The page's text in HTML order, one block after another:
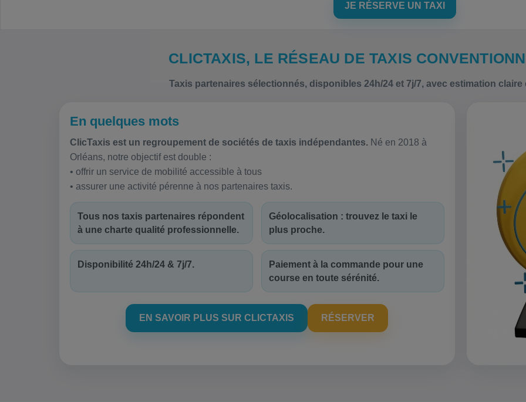
JE RÉSERVE UN TAXI
CLICTAXIS, LE RÉSEAU DE TAXIS
Taxis partenaires sélectionnés, disponibles 24h/24 et 7j/7, avec estimation
En quelques mots
ClicTaxis est un regroupement de sociétés de taxis indépendantes. Né en 2018 à
Orléans, notre objectif est double :
• offrir un service de mobilité accessible à tous
• assurer une activité pérenne à nos partenaires taxis.
Tous nos taxis partenaires répondent
à une charte qualité professionnelle.
Géolocalisation : trouvez le taxi le
plus proche.
Disponibilité 24h/24 & 7j/7.
Paiement à la commande pour une
course en toute sérénité.
EN SAVOIR PLUS SUR CLICTAXIS RÉSERVER